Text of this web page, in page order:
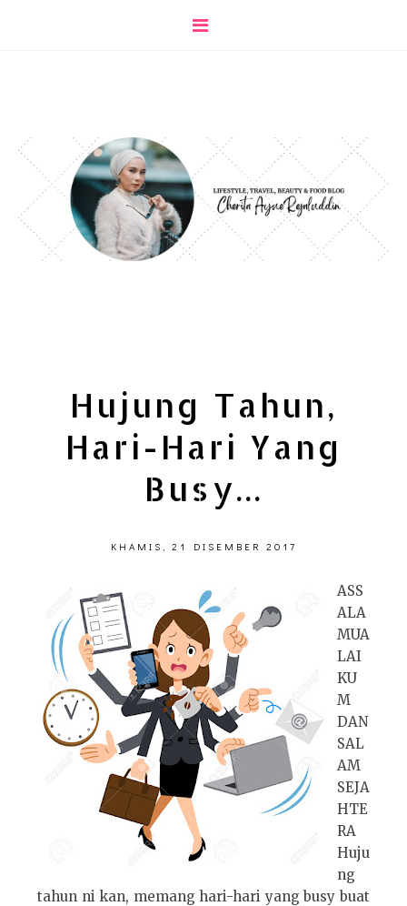
Hujung Tahun,
Hari-Hari Yang
Busy...
KHAMIS, 21 DISEMBER 2017
ASS
ALA
MUA
LAI
KU
M
DAN
SAL
AM
SEJA
HTE
RA
Huju
ng
tahun ni kan, memang hari-hari yang busy buat